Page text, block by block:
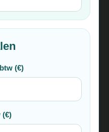
(€)
(€)